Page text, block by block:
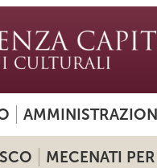
MECENATI